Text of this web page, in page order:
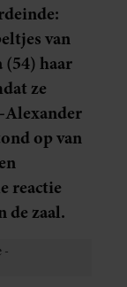
van
haar
ze
op van
reactie
de zaal.